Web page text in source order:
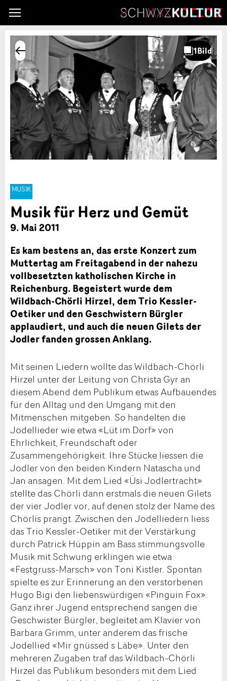
MUSIK
Musik für Herz und Gemüt
9. Mai 2011
Es kam bestens an, das erste Konzert zum
Muttertag am Freitagabend in der nahezu
vollbesetzten katholischen Kirche in
Reichenburg. Begeistert wurde dem
Wildbach-Chörli Hirzel, dem Trio Kessler-
Oetiker und den Geschwistern Bürgler
applaudiert, und auch die neuen Gilets der
Jodler fanden grossen Anklang.
Mit seinen Liedern wollte das Wildbach-Chörli
Hirzel unter der Leitung von Christa Gyr an
diesem Abend dem Publikum etwas Aufbauendes
für den Alltag und den Umgang mit den
Mitmenschen mitgeben. So handelten die
Jodellieder wie etwa «Lüt im Dorf» von
Ehrlichkeit, Freundschaft oder
Zusammengehörigkeit. Ihre Stücke liessen die
Jodler von den beiden Kindern Natascha und
Jan ansagen. Mit dem Lied «Üsi Jodlertracht»
stellte das Chörli dann erstmals die neuen Gilets
der vier Jodler vor, auf denen stolz der Name des
Chörlis prangt. Zwischen den Jodelliedern liess
das Trio Kessler-Oetiker mit der Verstärkung
durch Patrick Hüppin am Bass stimmungsvolle
Musik mit Schwung erklingen wie etwa
«Festgruss-Marsch» von Toni Kistler. Spontan
spielte es zur Erinnerung an den verstorbenen
Hugo Bigi den liebenswürdigen «Pinguin Fox».
Ganz ihrer Jugend entsprechend sangen die
Geschwister Bürgler, begleitet am Klavier von
Barbara Grimm, unter anderem das frische
Jodellied «Mir gnüssed s Läbe». Unter den
mehreren Zugaben traf das Wildbach-Chörli
Hirzel das Publikum besonders mit dem Lied